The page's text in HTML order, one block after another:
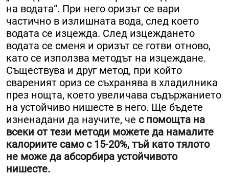
на водата“. При него оризът се вари
частично в излишната вода, след което
водата се изцежда. След изцеждането
водата се сменя и оризът се готви отново,
като се използва методът на изцеждане.
Съществува и друг метод, при който
свареният ориз се съхранява в хладилника
през нощта, което увеличава съдържанието
на устойчиво нишесте в него. Ще бъдете
изненадани да научите, че с помощта на
всеки от тези методи можете да намалите
калориите само с 15-20%, тъй като тялото
не може да абсорбира устойчивото
нишесте.